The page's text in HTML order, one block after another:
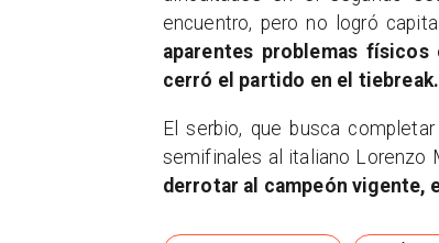
encuentro, pero no logró
aparentes problemas
cerró el partido en el tiebreak.
El serbio, que busca
semifinales al italiano Lorenzo
derrotar al campeón vigente,